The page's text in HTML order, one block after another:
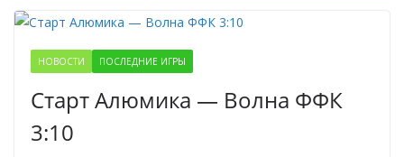
НОВОСТИ ПОСЛЕДНИЕ ИГРЫ
Старт Алюмика — Волна ФФК
3:10